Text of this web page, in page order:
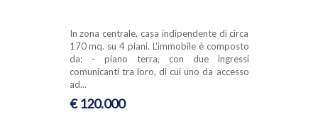
In zona centrale, casa indipendente di circa
170 mq. su 4 piani. L'immobile è composto
da: - piano terra, con due ingressi
comunicanti tra loro, di cui uno da accesso
ad...
€ 120.000